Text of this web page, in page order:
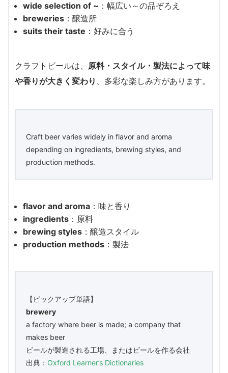
wide selection of ~ ：幅広い～の品ぞろえ
breweries ：醸造所
suits their taste ：好みに合う
クラフトビールは、 原料・スタイル・製法によって味
や香りが大きく変わり 、多彩な楽しみ方があります。
Craft beer varies widely in flavor and aroma
depending on ingredients, brewing styles, and
production methods.
flavor and aroma ：味と香り
ingredients ：原料
brewing styles ：醸造スタイル
production methods ：製法
【ピックアップ単語】
brewery
a factory where beer is made; a company that
makes beer
ビールが製造される工場、またはビールを作る会社
出典： Oxford Learner’s Dictionaries